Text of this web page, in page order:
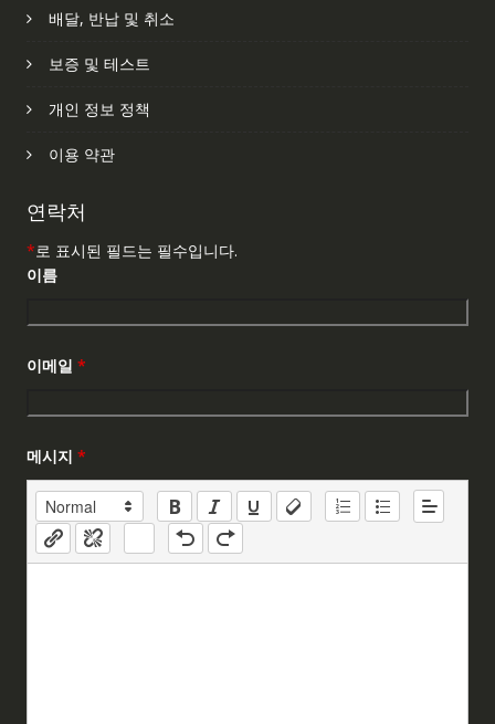
배달, 반납 및 취소
보증 및 테스트
개인 정보 정책
이용 약관
연락처
*로 표시된 필드는 필수입니다.
이름
이메일 *
메시지 *